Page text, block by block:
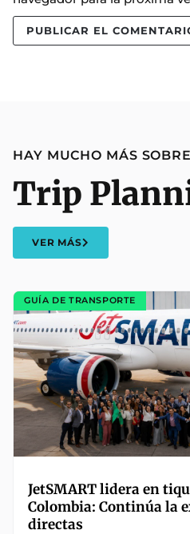
HAY MUCHO MÁS SOBRE
Trip
VER MÁS
GUÍA DE TRANSPORTE
JetSMART lidera en
Colombia: Continúa la
directas